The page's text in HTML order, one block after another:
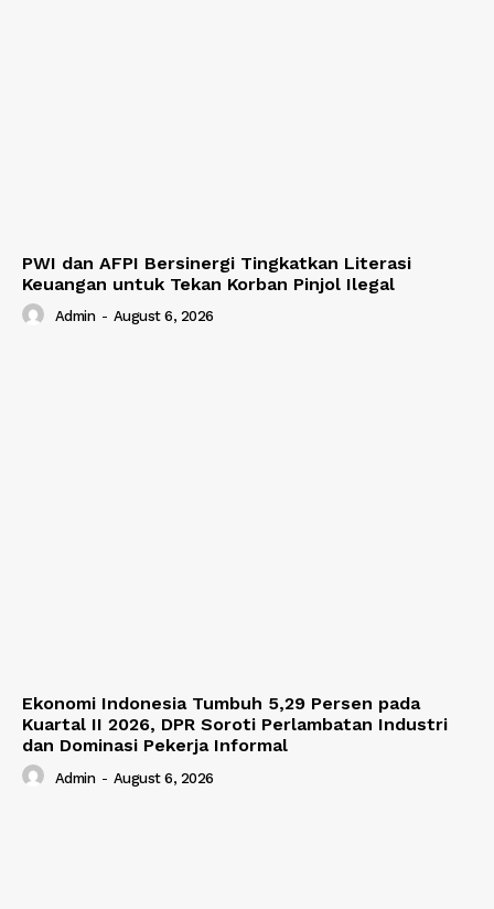
PWI dan AFPI Bersinergi Tingkatkan Literasi
Keuangan untuk Tekan Korban Pinjol Ilegal
Admin - August 6, 2026
Ekonomi Indonesia Tumbuh 5,29 Persen pada
Kuartal II 2026, DPR Soroti Perlambatan Industri
dan Dominasi Pekerja Informal
Admin - August 6, 2026